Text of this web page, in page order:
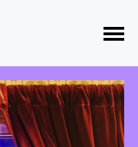
Toggle Menu